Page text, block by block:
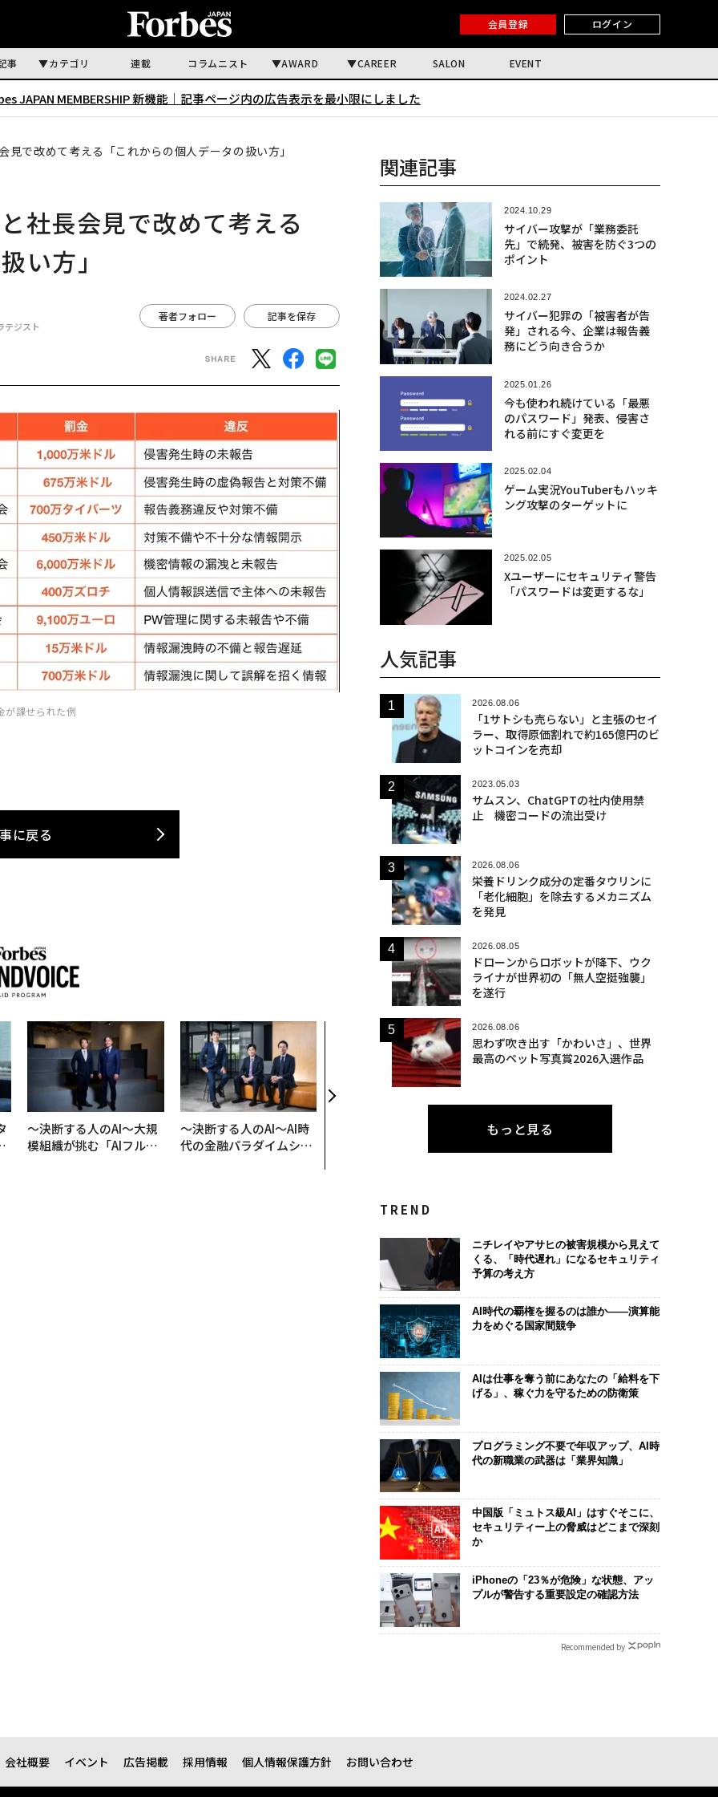
会員登録 ログイン
事 カテゴリ 連載 コラムニスト AWARD CAREER SALON EVENT
JAPAN MEMBERSHIP 新機能｜ 記事ページ内の広告表示を最小限にしました
で改めて考える「これからの個人データの扱い方」
社長会見で改めて考える
い方」
テジスト
著者フォロー 記事を保存
が課せられた例
に戻る
〜決断する人のAI〜大規
模組織が挑む「AIフル実
〜決断する人のAI〜AI時
代の金融パラダイムシフ
「誠実さ」は競争力にな
るか──WEOYモナコで
見た、くら寿司の経営哲
挑戦は個から始まり、共
創によって加速する NOR
“泊まる”を超
パシオが描く
関連記事
2024.10.29
サイバー攻撃が「業務委託
先」で続発、被害を防ぐ3つの
ポイント
2024.02.27
サイバー犯罪の「被害者が告
発」される今、企業は報告義
務にどう向き合うか
2025.01.26
今も使われ続けている「最悪
のパスワード」発表、侵害さ
れる前にすぐ変更を
2025.02.04
ゲーム実況YouTuberもハッキ
ング攻撃のターゲットに
2025.02.05
Xユーザーにセキュリティ警告
「パスワードは変更するな」
人気記事
2026.08.06
「1サトシも売らない」と主張のセイ
ラー、取得原価割れで約165億円のビ
ットコインを売却
2023.05.03
サムスン、ChatGPTの社内使用禁
止 機密コードの流出受け
2026.08.06
栄養ドリンク成分の定番タウリンに
「老化細胞」を除去するメカニズム
を発見
2026.08.05
ドローンからロボットが降下、ウク
ライナが世界初の「無人空挺強襲」
を遂行
2026.08.06
思わず吹き出す「かわいさ」、世界
最高のペット写真賞2026入選作品
もっと見る
TREND
ニチレイやアサヒの被害規模から見えて
くる、「時代遅れ」になるセキュリティ
予算の考え方
AI時代の覇権を握るのは誰か――演算能
力をめぐる国家間競争
AIは仕事を奪う前にあなたの「給料を下
げる」、稼ぐ力を守るための防衛策
プログラミング不要で年収アップ、AI時
代の新職業の武器は「業界知識」
中国版「ミュトス級AI」はすぐそこに、
セキュリティー上の脅威はどこまで深刻
か
iPhoneの「23％が危険」な状態、アッ
プルが警告する重要設定の確認方法
Recommended by
会社概要 イベント 広告掲載 採用情報 個人情報保護方針 お問い合わせ